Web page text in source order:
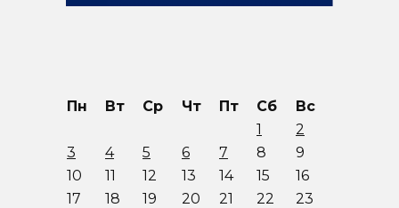
Пн Вт Ср Чт Пт Сб
Вс
1
2
3
4 5 6 7 8
9
10
11 12 13 14 15
16
17
18 19 20 21 22
23